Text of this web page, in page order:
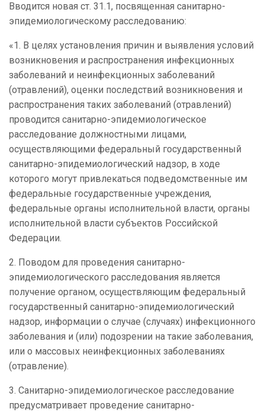
Вводится новая ст. 31.1, посвященная санитарно-
эпидемиологическому расследованию:
«1. В целях установления причин и выявления условий
возникновения и распространения инфекционных
заболеваний и неинфекционных заболеваний
(отравлений), оценки последствий возникновения и
распространения таких заболеваний (отравлений)
проводится санитарно-эпидемиологическое
расследование должностными лицами,
осуществляющими федеральный государственный
санитарно-эпидемиологический надзор, в ходе
которого могут привлекаться подведомственные им
федеральные государственные учреждения,
федеральные органы исполнительной власти, органы
исполнительной власти субъектов Российской
Федерации.
2. Поводом для проведения санитарно-
эпидемиологического расследования является
получение органом, осуществляющим федеральный
государственный санитарно-эпидемиологический
надзор, информации о случае (случаях) инфекционного
заболевания и (или) подозрении на такие заболевания,
или о массовых неинфекционных заболеваниях
(отравление).
3. Санитарно-эпидемиологическое расследование
предусматривает проведение санитарно-